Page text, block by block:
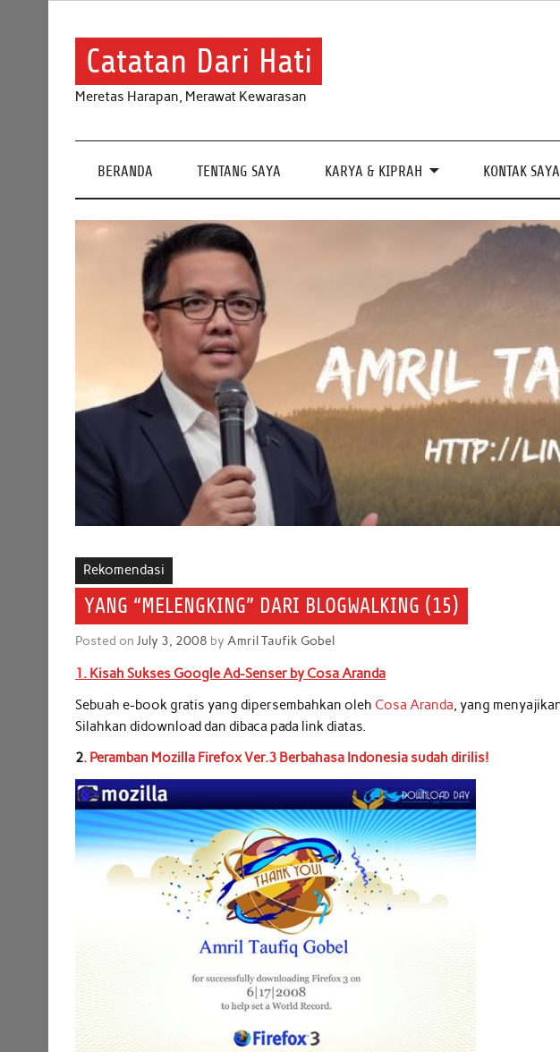
Catatan Dari Hati
Meretas Harapan, Merawat Kewarasan
BERANDA TENTANG SAYA KARYA & KIPRAH KONTAK SAYA
Rekomendasi
YANG “MELENGKING” DARI BLOGWALKING (15)
Posted onJuly 3, 2008 byAmril Taufik Gobel
1. Kisah Sukses Google Ad-Senser by Cosa Aranda
Sebuah e-book gratis yang dipersembahkan oleh Cosa Aranda, yang
Silahkan didownload dan dibaca pada link diatas.
2. Peramban Mozilla Firefox Ver.3 Berbahasa Indonesia sudah dirilis!